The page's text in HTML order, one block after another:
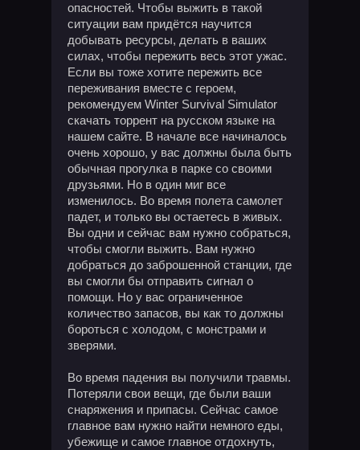
опасностей. Чтобы выжить в такой
ситуации вам придётся научится
добывать ресурсы, делать в ваших
силах, чтобы пережить весь этот ужас.
Если вы тоже хотите пережить все
переживания вместе с героем,
рекомендуем Winter Survival Simulator
скачать торрент на русском языке на
нашем сайте. В начале все начиналось
очень хорошо, у вас должны была быть
обычная прогулка в парке со своими
друзьями. Но в один миг все
изменилось. Во время полета самолет
падет, и только вы остаетесь в живых.
Вы одни и сейчас вам нужно собраться,
чтобы смогли выжить. Вам нужно
добраться до заброшенной станции, где
вы смогли бы отправить сигнал о
помощи. Но у вас ограниченное
количество запасов, вы как то должны
бороться с холодом, с монстрами и
зверями.
Во время падения вы получили травмы.
Потеряли свои вещи, где были ваши
снаряжения и припасы. Сейчас самое
главное вам нужно найти немного еды,
убежище и самое главное отдохнуть,